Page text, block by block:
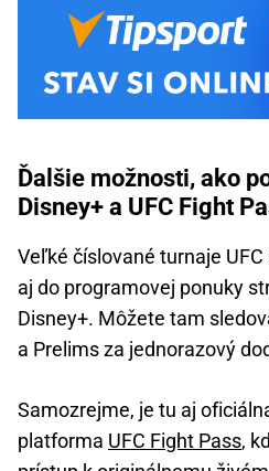
Ďalšie možnosti, ako
Disney+ a UFC Fight
Veľké číslované turnaje
aj do programovej ponuky
Disney+. Môžete tam
a Prelims za jednorazový
Samozrejme, je tu aj
platforma UFC Fight Pass,